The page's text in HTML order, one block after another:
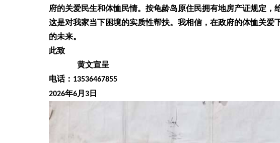
府的关爱民生和体恤民情。按龟龄岛原住民拥有地房产证规定，
这是对我家当下困境的实质性帮扶。 我相信，在政府的体恤关爱
的未来。
此致
黄文宣呈
电话： 13536467855
2026年6月 3 日